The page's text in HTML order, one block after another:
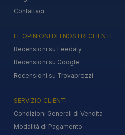
Contattaci
LE OPINIONI DEI NOSTRI CLIENTI
Recensioni su Feedaty
Recensioni su Google
Recensioni su Trovaprezzi
SERVIZIO CLIENTI
Condizioni Generali di Vendita
Modalità di Pagamento